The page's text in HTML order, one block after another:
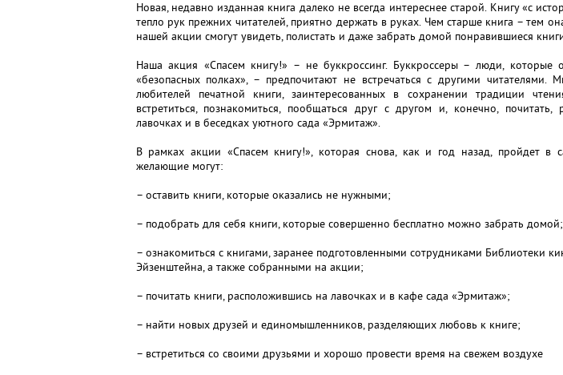
Новая, недавно изданная книга далеко не всегда интереснее старой. Книгу «с
тепло рук прежних читателей, приятно держать в руках. Чем старше книга – тем
нашей акции смогут увидеть, полистать и даже забрать домой понравившиеся
Наша акция «Спасем книгу!» – не буккроссинг. Буккроссеры – люди, которые
«безопасных полках», – предпочитают не встречаться с другими читателями.
любителей печатной книги, заинтересованных в сохранении традиции
встретиться, познакомиться, пообщаться друг с другом и, конечно, почитать,
лавочках и в беседках уютного сада «Эрмитаж».
В рамках акции «Спасем книгу!», которая снова, как и год назад, пройдет в
желающие могут:
– оставить книги, которые оказались не нужными;
– подобрать для себя книги, которые совершенно бесплатно можно забрать домой;
– ознакомиться с книгами, заранее подготовленными сотрудниками Библиотеки
Эйзенштейна, а также собранными на акции;
– почитать книги, расположившись на лавочках и в кафе сада «Эрмитаж»;
– найти новых друзей и единомышленников, разделяющих любовь к книге;
– встретиться со своими друзьями и хорошо провести время на свежем воздухе